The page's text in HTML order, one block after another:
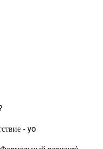
- yo